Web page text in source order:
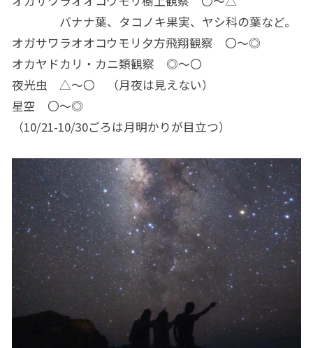
バナナ葉、タコノキ果実、ヤシ科の葉など。
オガサワラオオコウモリ夕方飛翔観察 〇～◎
オカヤドカリ・カニ類観察 ◎～〇
夜光虫 △～〇 （月夜は見えない）
星空 〇～◎
（10/21-10/30ごろは月明かりが目立つ）